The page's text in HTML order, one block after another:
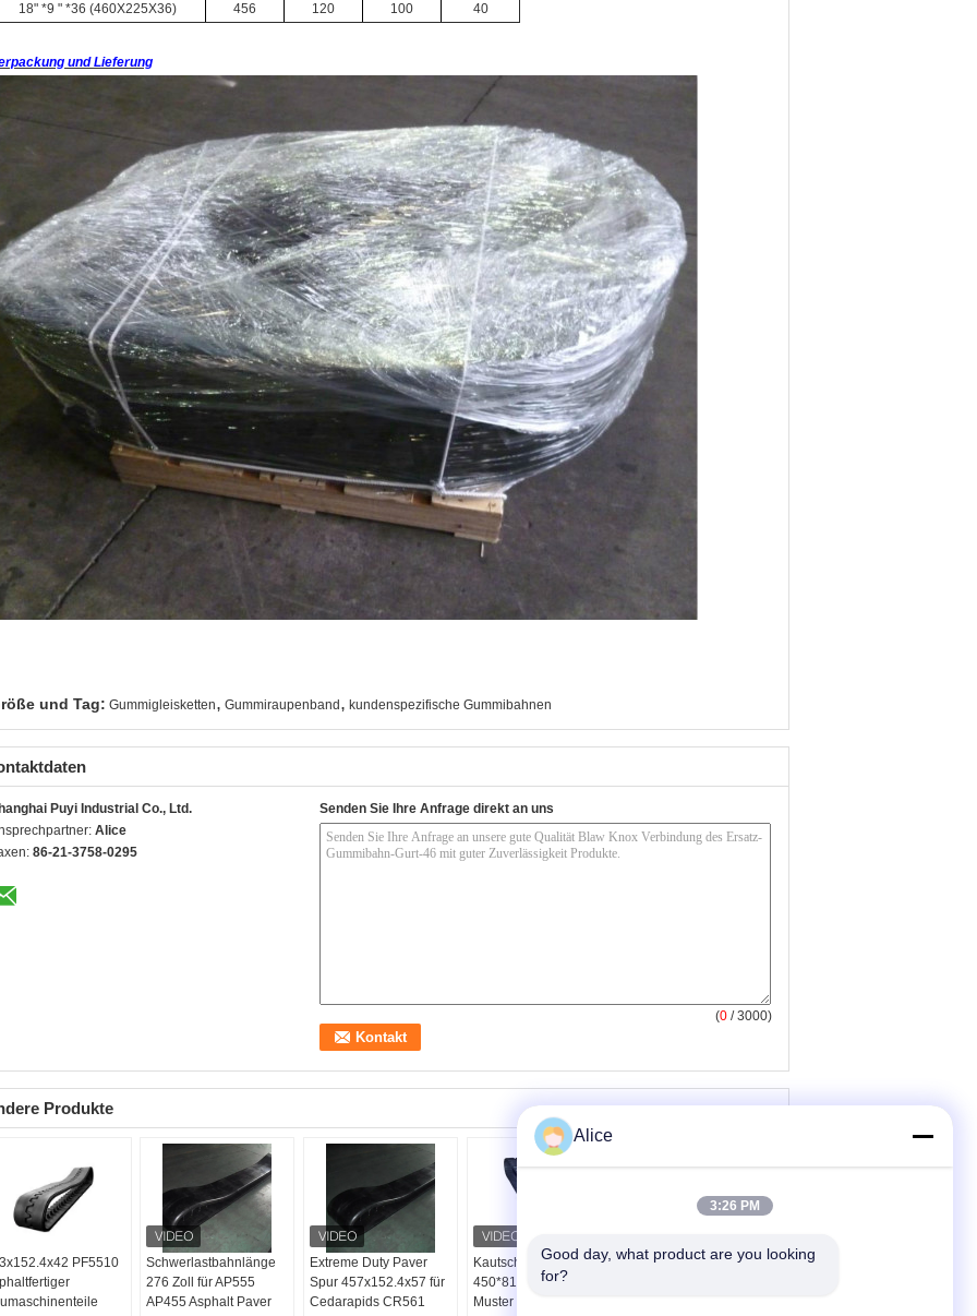
18" *9 " *36 (460X225X36)
456 120 100 40
und Lieferung
und Tag: Gummigleisketten, Gummiraupenband , kundenspezifische Gummibahnen
Puyi Industrial Co., Ltd.
Alice
86-21-3758-0295
Senden Sie Ihre Anfrage direkt an uns
(0 / 3000)
Produkte
PF5510
Schwerlastbahnlänge
276 Zoll für AP555
AP455 Asphalt Paver
Extreme Duty Paver
Spur 457x152.4x57 für
Cedarapids CR561
Kautschukspur
450*81*76W W-Lug
Muster Bagger Gummi-
Kautschukspur
Alice
3:26 PM
Good day, what product are you looking
for?